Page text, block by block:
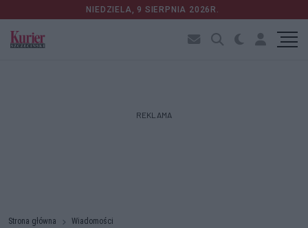
NIEDZIELA, 9 SIERPNIA 2026R.
REKLAMA
Strona główna
Wiadomości